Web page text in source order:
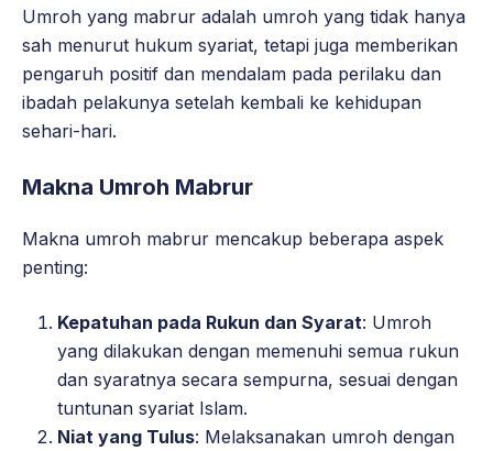
Umroh yang mabrur adalah umroh yang tidak hanya
sah menurut hukum syariat, tetapi juga memberikan
pengaruh positif dan mendalam pada perilaku dan
ibadah pelakunya setelah kembali ke kehidupan
sehari-hari.
Makna Umroh Mabrur
Makna umroh mabrur mencakup beberapa aspek
penting:
Kepatuhan pada Rukun dan Syarat: Umroh
yang dilakukan dengan memenuhi semua rukun
dan syaratnya secara sempurna, sesuai dengan
tuntunan syariat Islam.
Niat yang Tulus: Melaksanakan umroh dengan